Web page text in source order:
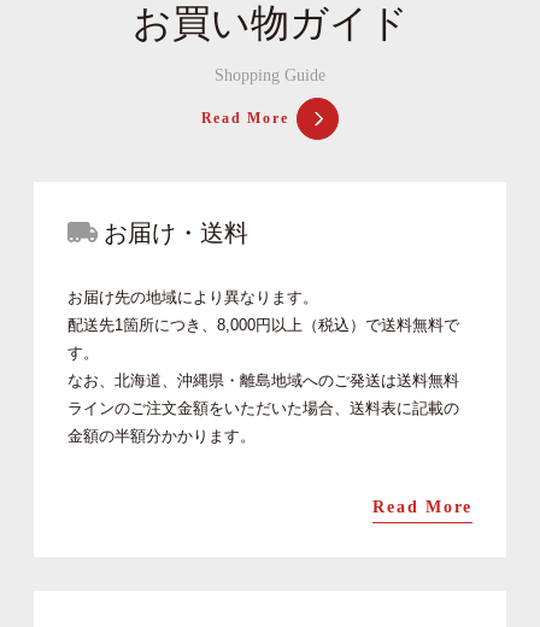
お買い物ガイド
Shopping Guide
Read More
お届け・送料
お届け先の地域により異なります。
配送先1箇所につき、8,000円以上（税込）で送料無料で
す。
なお、北海道、沖縄県・離島地域へのご発送は送料無料
ラインのご注文金額をいただいた場合、送料表に記載の
金額の半額分かかります。
Read More